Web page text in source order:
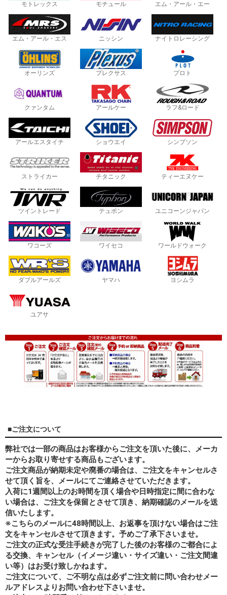
モトレックス モチュール エム・アール・エー
エム・アール・エス ニッシン ナイトロレーシング
オーリンズ プレクサス プロト
クァンタム アールケー ラフ&ロード
アールエスタイチ ショウエイ シンプソン
ストライカー チタニック ティーエヌケー
ツイントレード テュポン ユニコーンジャパン
ワコーズ ワイセコ ワールドウォーク
ダブルアールズ ヤマハ ヨシムラ
ユアサ
■ご注文について
弊社では一部の商品はお客様からご注文を頂いた後に、メーカ
ーからお取り寄せする商品もございます。
ご注文商品が納期未定や廃番の場合は、ご注文をキャンセルさ
せて頂く旨を、メールにてご連絡させていただきます。
入荷に1週間以上のお時間を頂く場合や日時指定に間に合わな
い場合は、ご注文を保留とさせて頂き、納期確認のメールを送
信いたします。
※こちらのメールに48時間以上、お返事を頂けない場合はご注
文をキャンセルさせて頂きます。予めご了承下さいませ。
ご注文の正式な受注手続きが完了した後のお客様のご都合によ
る交換、キャンセル（イメージ違い・サイズ違い・ご注文間違
い等）はお受け致しかねます。
ご注文について、ご不明な点は必ずご注文前に問い合わせメー
ルアドレスよりお問い合わせ下さいませ。